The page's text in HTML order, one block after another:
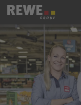
Zum Inhalt springen
REWE